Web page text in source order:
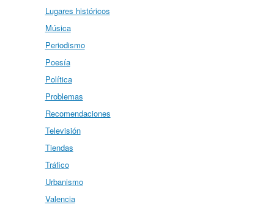
Lugares históricos
Música
Periodismo
Poesía
Política
Problemas
Recomendaciones
Televisión
Tiendas
Tráfico
Urbanismo
Valencia